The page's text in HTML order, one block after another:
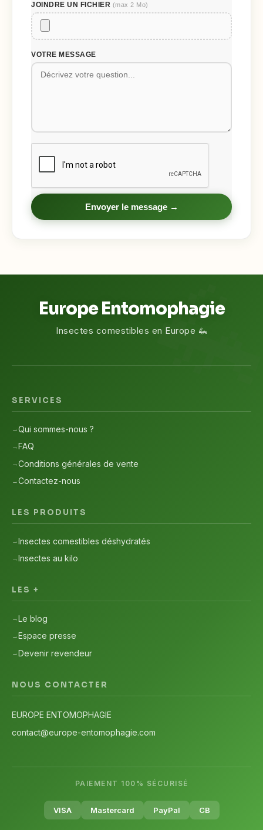
JOINDRE UN FICHIER (max 2 Mo)
VOTRE MESSAGE
Envoyer le message →
Europe Entomophagie
Insectes comestibles en Europe 🦗
SERVICES
Qui sommes-nous ?
FAQ
Conditions générales de vente
Contactez-nous
LES PRODUITS
Insectes comestibles déshydratés
Insectes au kilo
LES +
Le blog
Espace presse
Devenir revendeur
NOUS CONTACTER
EUROPE ENTOMOPHAGIE
contact@europe-entomophagie.com
PAIEMENT 100% SÉCURISÉ
VISA Mastercard PayPal CB